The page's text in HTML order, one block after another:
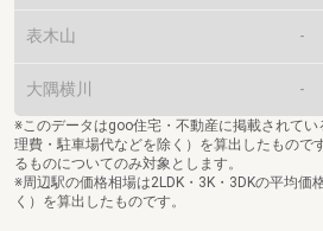
表木山 -
大隅横川 -
※このデータはgoo住宅・不動産に掲載されて
理費・駐車場代などを除く）を算出したもので
るものについてのみ対象とします。
※周辺駅の価格相場は2LDK・3K・3DKの平均価
く）を算出したものです。